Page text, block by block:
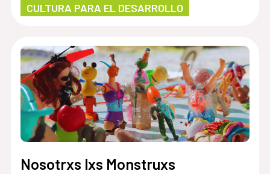
CULTURA PARA EL DESARROLLO
Nosotrxs lxs Monstruxs